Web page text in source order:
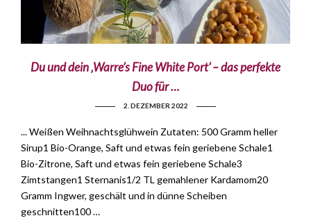
Du und dein ‚Warre’s Fine White Port‘ – das perfekte
Duo für …
2. DEZEMBER 2022
... Weißen Weihnachtsglühwein Zutaten: 500 Gramm heller
Sirup1 Bio-Orange, Saft und etwas fein geriebene Schale1
Bio-Zitrone, Saft und etwas fein geriebene Schale3
Zimtstangen1 Sternanis1/2 TL gemahlener Kardamom20
Gramm Ingwer, geschält und in dünne Scheiben
geschnitten100 …